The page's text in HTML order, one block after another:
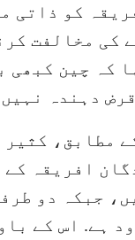
کو ذاتی
کی مخالفت
کہ چین کبھی
دہندہ نہیں
مطابق، کثیر
افریقہ
ہیں، جبکہ دو
ہے. اس کے